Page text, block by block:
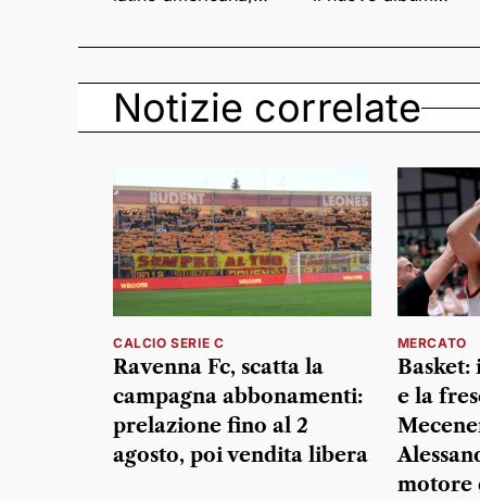
Notizie correlate
CALCIO SERIE C
Ravenna Fc, scatta la
campagna abbonamenti:
prelazione fino al 2
agosto, poi vendita libera
MERCATO
e la
motore